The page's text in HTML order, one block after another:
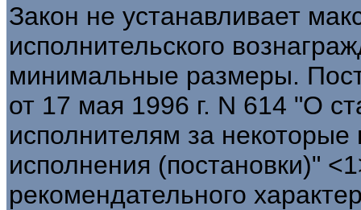
Закон не устанавливает
исполнительского
минимальные размеры.
от 17 мая 1996 г. N 614 "О
исполнителям за
исполнения (постановки)"
рекомендательного